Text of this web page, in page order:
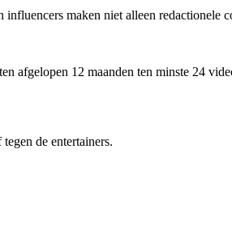
maken niet alleen
afgelopen 12 maanden ten minste 24
de entertainers.